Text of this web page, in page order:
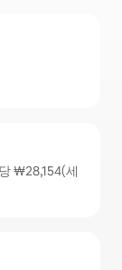
₩28,154(세